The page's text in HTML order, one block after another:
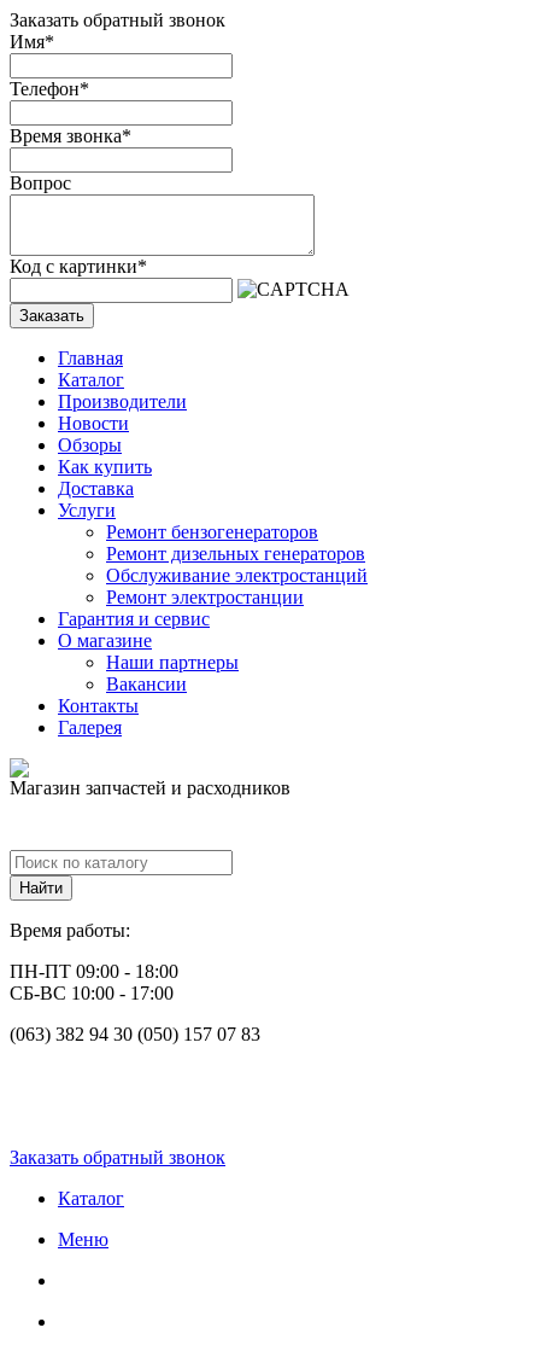
Заказать обратный звонок
Имя*
Телефон*
Время звонка*
Вопрос
Код с картинки*
Заказать
Главная
Каталог
Производители
Новости
Обзоры
Как купить
Доставка
Услуги
Ремонт бензогенераторов
Ремонт дизельных генераторов
Обслуживание электростанций
Ремонт электростанции
Гарантия и сервис
О магазине
Наши партнеры
Вакансии
Контакты
Галерея
Магазин запчастей и расходников
Время работы:
ПН-ПТ 09:00 - 18:00
СБ-ВС 10:00 - 17:00
(063) 382 94 30 (050) 157 07 83
Заказать обратный звонок
Каталог
Меню